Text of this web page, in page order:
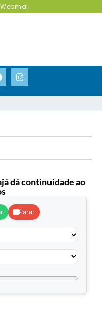
Webmail
dá continuidade ao
Parar